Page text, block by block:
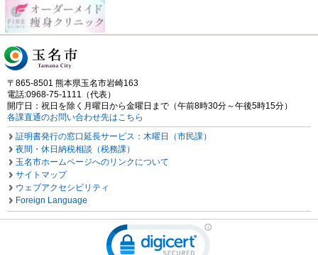
〒865-8501 熊本県玉名市岩崎163
電話:0968-75-1111（代表）
開庁日：祝日を除く月曜日から金曜日まで（午前8時30分～午後5時15分）
各課直通のお問い合わせ先はこちら
証明書発行の窓口延長サービス：木曜日（市民課）
夜間・休日納税相談（税務課）
玉名市ホームページへのリンクについて
サイトマップ
ウェブアクセシビリティ
Foreign Language